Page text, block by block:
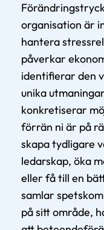
organisation är
hantera
påverkar
identifierar den
unika
konkretiserar
förrän ni är på
skapa tydligare
ledarskap, öka
eller få till en
samlar
på sitt område,